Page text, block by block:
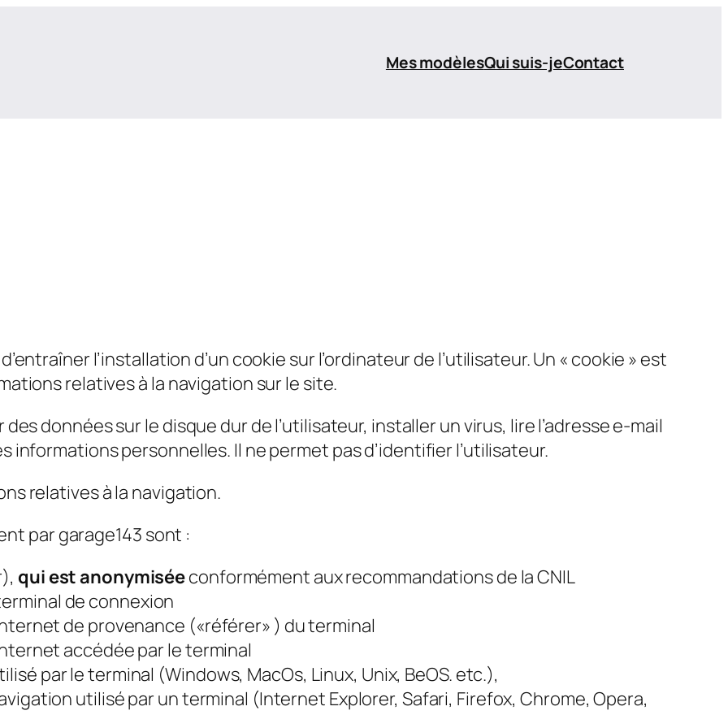
Mes modèlesQui suis-jeContact
l’installation d’un cookie sur l’ordinateur de l’utilisateur. Un « cookie » est
relatives à la navigation sur le site.
données sur le disque dur de l’utilisateur, installer un virus, lire l’adresse e-mail
informations personnelles. Il ne permet pas d’identifier l’utilisateur.
relatives à la navigation.
par garage143 sont :
qui est anonymiséeconformément aux recommandations de la CNIL
de connexion
de provenance («référer» ) du terminal
accédée par le terminal
par le terminal (Windows, MacOs, Linux, Unix, BeOS. etc.),
utilisé par un terminal (Internet Explorer, Safari, Firefox, Chrome, Opera,